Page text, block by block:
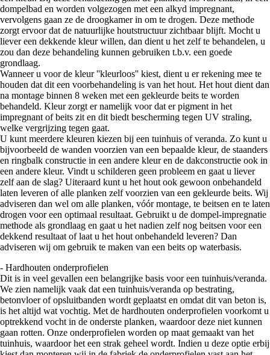
dompelbad en worden volgezogen met een alkyd impregnant,
vervolgens gaan ze de droogkamer in om te drogen. Deze methode
zorgt ervoor dat de natuurlijke houtstructuur zichtbaar blijft. Mocht u
liever een dekkende kleur willen, dan dient u het zelf te behandelen, u
zou dan deze behandeling kunnen gebruiken t.b.v. een goede
grondlaag.
Wanneer u voor de kleur ''kleurloos'' kiest, dient u er rekening mee te
houden dat dit een voorbehandeling is van het hout. Het hout dient dan
na montage binnen 8 weken met een gekleurde beits te worden
behandeld. Kleur zorgt er namelijk voor dat er pigment in het
impregnant of beits zit en dit biedt bescherming tegen UV straling,
welke vergrijzing tegen gaat.
U kunt meerdere kleuren kiezen bij een tuinhuis of veranda. Zo kunt u
bijvoorbeeld de wanden voorzien van een bepaalde kleur, de staanders
en ringbalk constructie in een andere kleur en de dakconstructie ook in
een andere kleur. Vindt u schilderen geen probleem en gaat u liever
zelf aan de slag? Uiteraard kunt u het hout ook gewoon onbehandeld
laten leveren of alle planken zelf voorzien van een gekleurde beits. Wij
adviseren dan wel om alle planken, vóór montage, te beitsen en te laten
drogen voor een optimaal resultaat. Gebruikt u de dompel-impregnatie
methode als grondlaag en gaat u het nadien zelf nog beitsen voor een
dekkend resultaat of laat u het hout onbehandeld leveren? Dan
adviseren wij om gebruik te maken van een beits op waterbasis.
- Hardhouten onderprofielen
Dit is in veel gevallen een belangrijke basis voor een tuinhuis/veranda.
We zien namelijk vaak dat een tuinhuis/veranda op bestrating,
betonvloer of opsluitbanden wordt geplaatst en omdat dit van beton is,
is het altijd wat vochtig. Met de hardhouten onderprofielen voorkomt u
optrekkend vocht in de onderste planken, waardoor deze niet kunnen
gaan rotten. Onze onderprofielen worden op maat gemaakt van het
tuinhuis, waardoor het een strak geheel wordt. Indien u deze optie erbij